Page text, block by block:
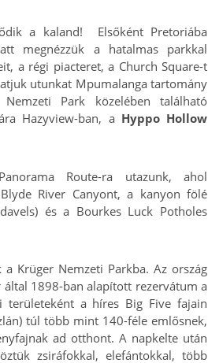
a kaland! Elsőként Pretoriába
megnézzük a hatalmas parkkal
a régi piacteret, a Church Square-t
utunkat Mpumalanga tartomány
Park közelében található
Hazyview-ban, a Hyppo Hollow
Route-ra utazunk, ahol
River Canyont, a kanyon fölé
és a Bourkes Luck Potholes
Krüger Nemzeti Parkba. Az ország
1898-ban alapított rezervátum a
területeként a híres Big Five fajain
túl több mint 140-féle emlősnek,
ad otthont. A napkelte után
zsiráfokkal, elefántokkal, több